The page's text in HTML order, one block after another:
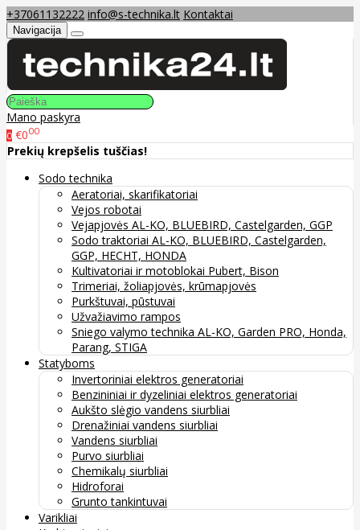
+37061132222 info@s-technika.lt Kontaktai
Navigacija
Mano paskyra
0 €000
Prekių krepšelis tuščias!
Sodo technika
Aeratoriai, skarifikatoriai
Vejos robotai
Vejapjovės AL-KO, BLUEBIRD, Castelgarden, GGP
Sodo traktoriai AL-KO, BLUEBIRD, Castelgarden,
GGP, HECHT, HONDA
Kultivatoriai ir motoblokai Pubert, Bison
Trimeriai, žoliapjovės, krūmapjovės
Purkštuvai, pūstuvai
Užvažiavimo rampos
Sniego valymo technika AL-KO, Garden PRO, Honda,
Parang, STIGA
Statyboms
Invertoriniai elektros generatoriai
Benzininiai ir dyzeliniai elektros generatoriai
Aukšto slėgio vandens siurbliai
Drenažiniai vandens siurbliai
Vandens siurbliai
Purvo siurbliai
Chemikalų siurbliai
Hidroforai
Grunto tankintuvai
Varikliai